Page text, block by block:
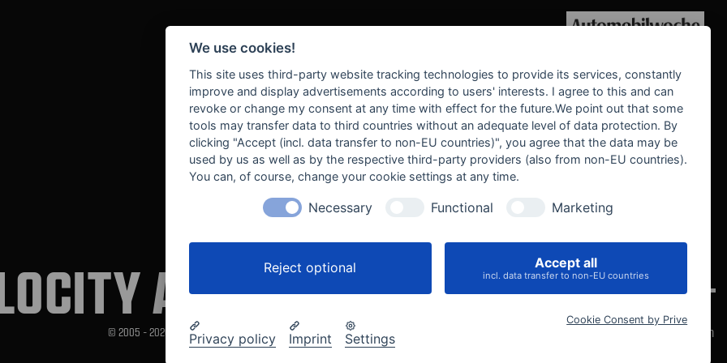
WE SUPPORT
AUTOMOTIVE
© 2005 - 2026 Velocity Automotive Cookie-Einstellungen
We use cookies!
This site uses third-party website tracking technologies to provide its services, constantly
improve and display advertisements according to users' interests. I agree to this and can
revoke or change my consent at any time with effect for the future.We point out that some
tools may transfer data to third countries without an adequate level of data protection. By
clicking "Accept (incl. data transfer to non-EU countries)", you agree that the data may be
used by us as well as by the respective third-party providers (also from non-EU countries).
You can, of course, change your cookie settings at any time.
Necessary Functional Marketing
Reject optional Accept all
incl. data transfer to non-EU countries
Privacy policy Imprint Settings
Cookie Consent by Prive